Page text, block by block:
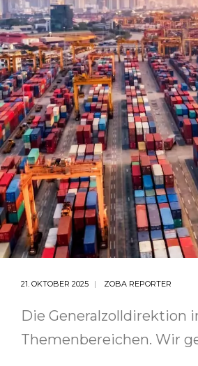
21. OKTOBER 2025 ZOBA REPORTER
Die Generalzolldirektion
Themenbereichen. Wir